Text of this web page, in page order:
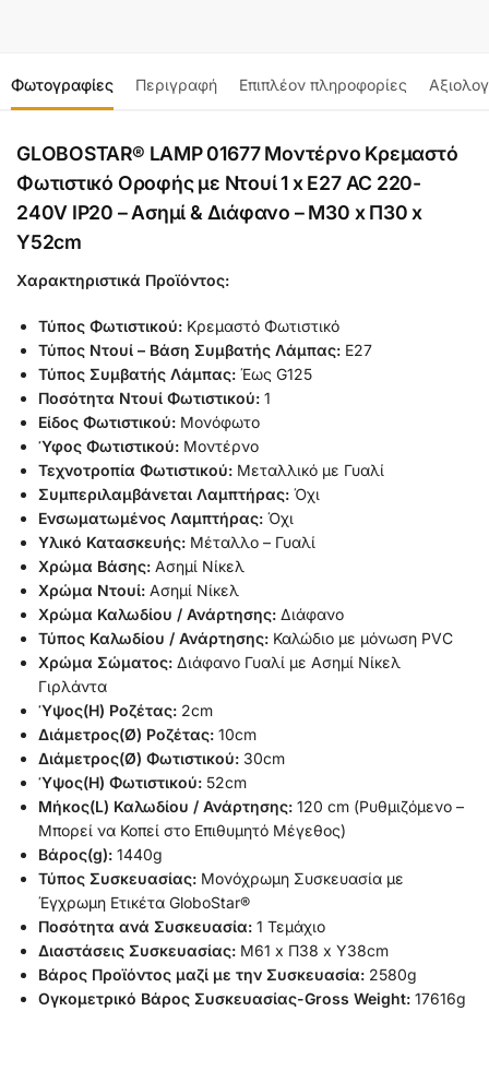
Φωτογραφίες Περιγραφή Επιπλέον πληροφορίες
GLOBOSTAR® LAMP 01677 Μοντέρνο Κρεμαστό
Φωτιστικό Οροφής με Ντουί 1 x E27 AC 220-
240V IP20 – Ασημί & Διάφανο – Μ30 x Π30 x
Υ52cm
Χαρακτηριστικά Προϊόντος:
Τύπος Φωτιστικού: Κρεμαστό Φωτιστικό
Τύπος Ντουί – Βάση Συμβατής Λάμπας: Ε27
Τύπος Συμβατής Λάμπας: Έως G125
Ποσότητα Ντουί Φωτιστικού: 1
Είδος Φωτιστικού: Μονόφωτο
Ύφος Φωτιστικού: Μοντέρνο
Τεχνοτροπία Φωτιστικού: Μεταλλικό με Γυαλί
Συμπεριλαμβάνεται Λαμπτήρας: Όχι
Ενσωματωμένος Λαμπτήρας: Όχι
Υλικό Κατασκευής: Μέταλλο – Γυαλί
Χρώμα Βάσης: Ασημί Νίκελ
Χρώμα Ντουί: Ασημί Νίκελ
Χρώμα Καλωδίου / Ανάρτησης: Διάφανο
Τύπος Καλωδίου / Ανάρτησης: Καλώδιο με μόνωση PVC
Χρώμα Σώματος: Διάφανο Γυαλί με Ασημί Νίκελ
Γιρλάντα
Ύψος(H) Ροζέτας: 2cm
Διάμετρος(Ø) Ροζέτας: 10cm
Διάμετρος(Ø) Φωτιστικού: 30cm
Ύψος(H) Φωτιστικού: 52cm
Μήκος(L) Καλωδίου / Ανάρτησης: 120 cm (Ρυθμιζόμενο –
Μπορεί να Κοπεί στο Επιθυμητό Μέγεθος)
Βάρος(g): 1440g
Τύπος Συσκευασίας: Μονόχρωμη Συσκευασία με
Έγχρωμη Ετικέτα GloboStar®
Ποσότητα ανά Συσκευασία: 1 Τεμάχιο
Διαστάσεις Συσκευασίας: Μ61 x Π38 x Υ38cm
Βάρος Προϊόντος μαζί με την Συσκευασία: 2580g
Ογκομετρικό Βάρος Συσκευασίας-Gross Weight: 17616g